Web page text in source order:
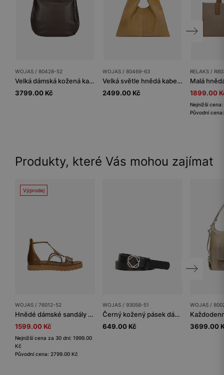
WOJAS / 80428-52
Velká dámská kožená kabelka v čokoládově hnědé barvě
3799.00 Kč
WOJAS / 80469-63
Velká světle hnědá kabelka
2499.00 Kč
RELAKS /
1899.00
Nejnižší
Původní
Produkty, které Vás mohou zajímat
Výprodej
WOJAS / 76012-52
Hnědé dámské sandály z lícové kůže
1599.00 Kč
Nejnižší cena za 30 dní: 1999.00
Kč
Původní cena: 2799.00 Kč
WOJAS / 93058-51
Černý kožený pásek dámský se zlatou sponou
649.00 Kč
WOJAS /
3699.00